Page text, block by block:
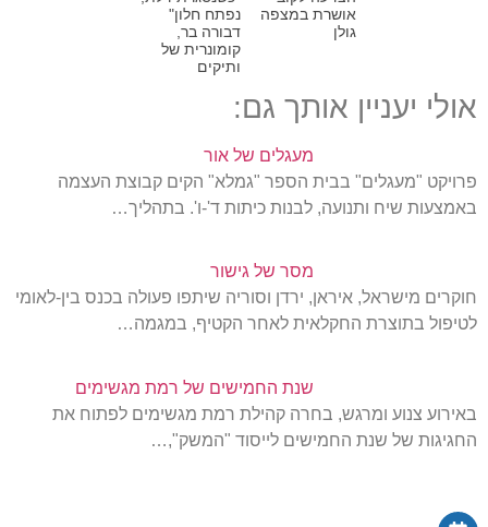
אושרת במצפה
גולן
נפתח חלון"
דבורה בר,
קומונרית של
ותיקים
אולי יעניין אותך גם:
מעגלים של אור
פרויקט "מעגלים" בבית הספר "גמלא" הקים קבוצת העצמה
באמצעות שיח ותנועה, לבנות כיתות ד'-ו'. בתהליך…
מסר של גישור
חוקרים מישראל, איראן, ירדן וסוריה שיתפו פעולה בכנס בין-לאומי
לטיפול בתוצרת החקלאית לאחר הקטיף, במגמה…
שנת החמישים של רמת מגשימים
באירוע צנוע ומרגש, בחרה קהילת רמת מגשימים לפתוח את
החגיגות של שנת החמישים לייסוד "המשק",…